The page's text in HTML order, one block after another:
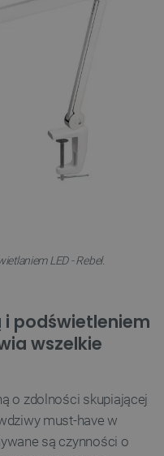
LED - Rebel.
i podświetleniem
wszelkie
o zdolności skupiającej
must-have w
są czynności o